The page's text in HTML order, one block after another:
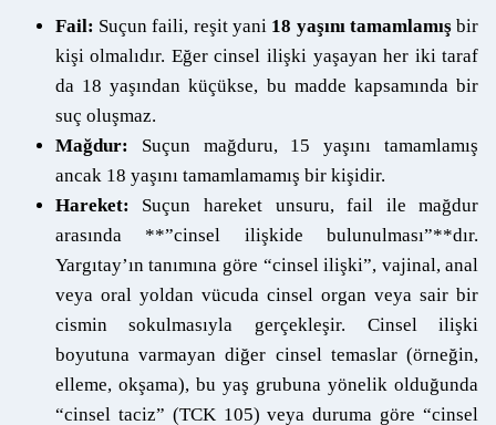
Fail: Suçun faili, reşit yani 18 yaşını tamamlamış bir
kişi olmalıdır. Eğer cinsel ilişki yaşayan her iki taraf
da 18 yaşından küçükse, bu madde kapsamında bir
suç oluşmaz.
Mağdur: Suçun mağduru, 15 yaşını tamamlamış
ancak 18 yaşını tamamlamamış bir kişidir.
Hareket: Suçun hareket unsuru, fail ile mağdur
arasında **”cinsel ilişkide bulunulması”**dır.
Yargıtay’ın tanımına göre “cinsel ilişki”, vajinal, anal
veya oral yoldan vücuda cinsel organ veya sair bir
cismin sokulmasıyla gerçekleşir. Cinsel ilişki
boyutuna varmayan diğer cinsel temaslar (örneğin,
elleme, okşama), bu yaş grubuna yönelik olduğunda
“cinsel taciz” (TCK 105) veya duruma göre “cinsel